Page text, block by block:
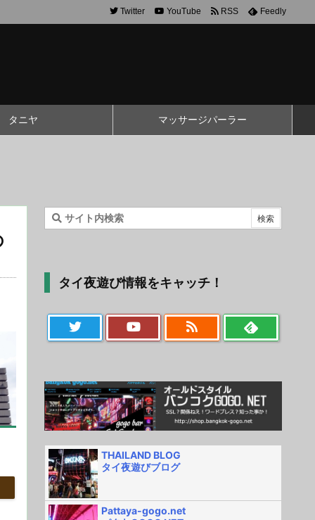
タニヤ マッサージパーラー
Twitter YouTube RSS Feedly
タイ夜遊び情報をキャッチ！
THAILAND BLOG
タイ夜遊びブログ
Pattaya-gogo.net